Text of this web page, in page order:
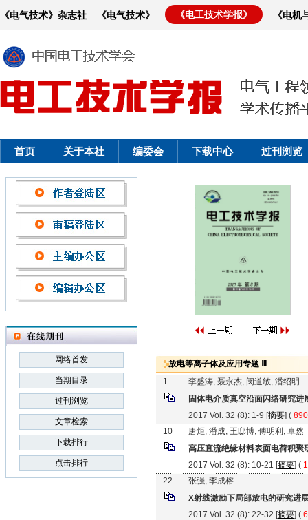
《电气技术》杂志社 《电气技术》 《电工技术学报》 《电
首页 关于本社 编委会 下载中心 过刊浏览
网络首发
当期目录
过刊浏览
文章检索
下载排行
点击排行
放电等离子体及应用专题 Ⅲ
1
李盛涛, 聂永杰, 闵道敏, 潘绍明
固体电介质真空沿面闪络研究进
2017 Vol. 32 (8): 1-9 [摘要] ( 890
10
唐炬, 潘成, 王邸博, 傅明利, 卓然
高压直流绝缘材料表面电荷积聚
2017 Vol. 32 (8): 10-21 [摘要] (
22
张强, 李成榕
X射线激励下局部放电的研究进
2017 Vol. 32 (8): 22-32 [摘要] (